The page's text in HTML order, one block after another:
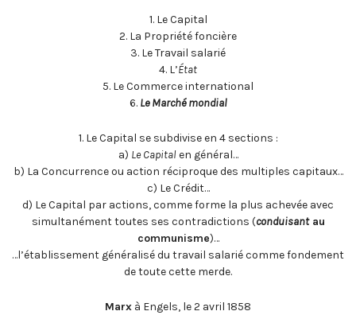
1. Le Capital
2. La Propriété foncière
3. Le Travail salarié
4. L’État
5. Le Commerce international
6. Le Marché mondial
1. Le Capital se subdivise en 4 sections :
a) Le Capitalen général…
b) La Concurrence ou action réciproque des multiples capitaux…
c) Le Crédit…
d) Le Capital par actions, comme forme la plus achevée avec
simultanément toutes ses contradictions (conduisantau
communisme)…
…l’établissement généralisé du travail salarié comme fondement
de toute cette merde.
Marx à Engels, le 2 avril 1858